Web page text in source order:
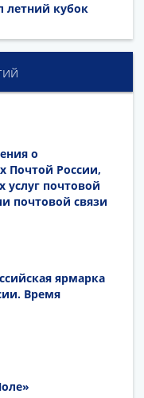
летний кубок
о
Почтой России,
услуг почтовой
почтовой связи
ярмарка
Время